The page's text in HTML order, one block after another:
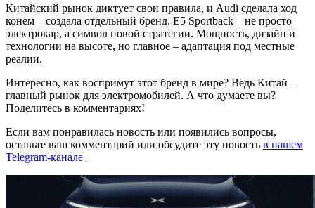
Китайский рынок диктует свои правила, и Audi сделала ход
конем – создала отдельный бренд. E5 Sportback – не просто
электрокар, а символ новой стратегии. Мощность, дизайн и
технологии на высоте, но главное – адаптация под местные
реалии.
Интересно, как воспримут этот бренд в мире? Ведь Китай –
главный рынок для электромобилей. А что думаете вы?
Поделитесь в комментариях!
Если вам понравилась новость или появились вопросы,
оставьте ваш комментарий или обсудите эту новость в нашем
Telegram-канале